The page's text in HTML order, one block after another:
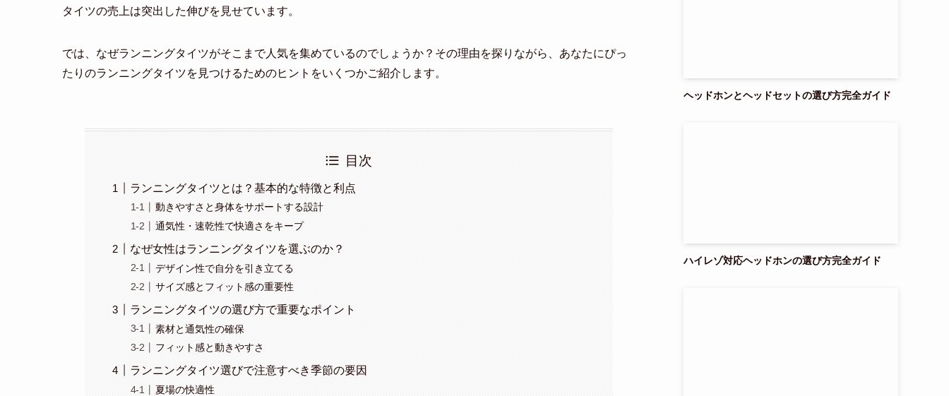
タイツの売上は突出した伸びを見せています。
では、なぜランニングタイツがそこまで人気を集めているのでしょうか？その理由を探りながら、あなたにぴっ
たりのランニングタイツを見つけるためのヒントをいくつかご紹介します。
目次
ランニングタイツとは？基本的な特徴と利点
動きやすさと身体をサポートする設計
通気性・速乾性で快適さをキープ
なぜ女性はランニングタイツを選ぶのか？
デザイン性で自分を引き立てる
サイズ感とフィット感の重要性
ランニングタイツの選び方で重要なポイント
素材と通気性の確保
フィット感と動きやすさ
ランニングタイツ選びで注意すべき季節の要因
夏場の快適性
ヘッドホンとヘッドセットの選び方完全ガイド
ハイレゾ対応ヘッドホンの選び方完全ガイド